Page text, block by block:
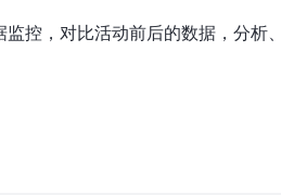
控，对比活动前后的数据，分析、